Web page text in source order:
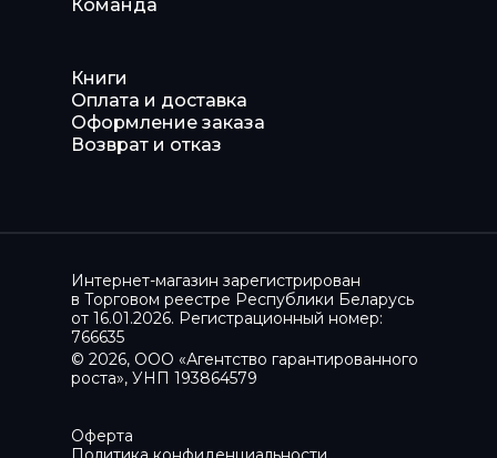
Книги
Оплата и доставка
Оформление заказа
Возврат и отказ
Команда
Интернет-магазин зарегистрирован
в Торговом реестре Республики Беларусь
от 16.01.2026. Регистрационный номер:
766635
© 2026, ООО «Агентство гарантированного
роста», УНП 193864579
Оферта